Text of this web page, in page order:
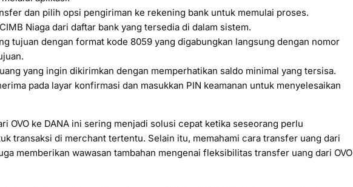
dan pilih opsi pengiriman ke rekening bank untuk memulai proses.
Niaga dari daftar bank yang tersedia di dalam sistem.
tujuan dengan format kode 8059 yang digabungkan langsung dengan nomor
yang ingin dikirimkan dengan memperhatikan saldo minimal yang tersisa.
pada layar konfirmasi dan masukkan PIN keamanan untuk menyelesaikan
OVO ke DANA ini sering menjadi solusi cepat ketika seseorang perlu
transaksi di merchant tertentu. Selain itu, memahami cara transfer uang dari
memberikan wawasan tambahan mengenai fleksibilitas transfer uang dari OVO